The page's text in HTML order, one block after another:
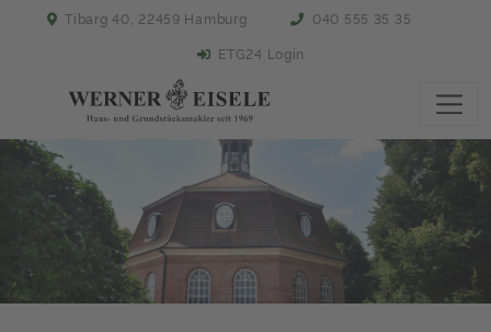
Tibarg 40, 22459 Hamburg
040 555 35 35
ETG24 Login